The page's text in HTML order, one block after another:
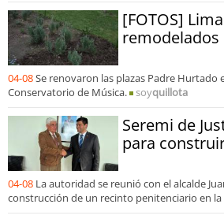
[FOTOS]
remodelados
04-08Se renovaron las plazas Padre
Conservatorio de Música.
soyquillota
Seremi de
para
04-08 La autoridad se reunió con el alcalde
construcción de un recinto penitenciario en